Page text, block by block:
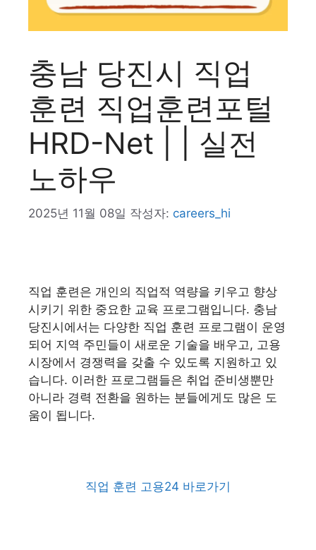
충남 당진시 직업
훈련 직업훈련포털
HRD-Net | | 실전
노하우
2025년 11월 08일 작성자: careers_hi
직업 훈련은 개인의 직업적 역량을 키우고 향상
시키기 위한 중요한 교육 프로그램입니다. 충남
당진시에서는 다양한 직업 훈련 프로그램이 운영
되어 지역 주민들이 새로운 기술을 배우고, 고용
시장에서 경쟁력을 갖출 수 있도록 지원하고 있
습니다. 이러한 프로그램들은 취업 준비생뿐만
아니라 경력 전환을 원하는 분들에게도 많은 도
움이 됩니다.
직업 훈련 고용24 바로가기